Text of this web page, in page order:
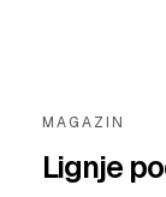
MAGAZIN
Lignje